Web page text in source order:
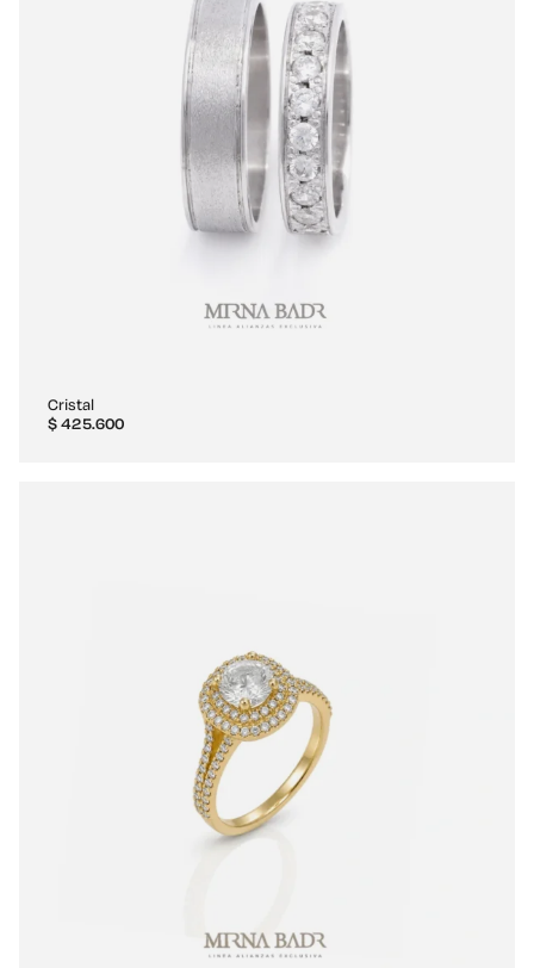
Cristal
$425.600